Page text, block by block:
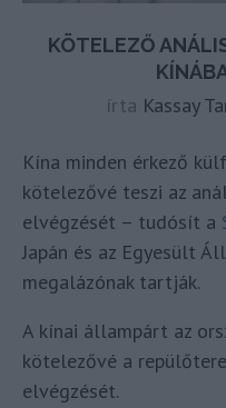
KÖTELEZŐ
írta Kassay
Kína minden érkező
kötelezővé teszi az
elvégzését – tudósít a
Japán és az Egyesült
megalázónak tartják.
A kínai állampárt az
kötelezővé a
elvégzését.